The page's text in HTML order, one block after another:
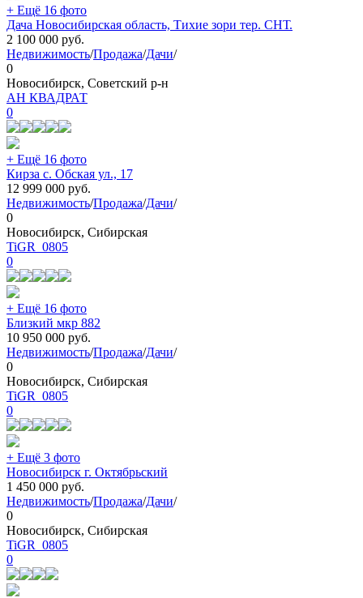
+ Ещё 16 фото
Дача Новосибирская область, Тихие зори тер. СНТ.
2 100 000 руб.
Недвижимость/Продажа/Дачи/
0
Новосибирск, Советский р-н
АН КВАДРАТ
0
+ Ещё 16 фото
Кирза с. Обская ул., 17
12 999 000 руб.
Недвижимость/Продажа/Дачи/
0
Новосибирск, Сибирская
TiGR_0805
0
+ Ещё 16 фото
Близкий мкр 882
10 950 000 руб.
Недвижимость/Продажа/Дачи/
0
Новосибирск, Сибирская
TiGR_0805
0
+ Ещё 3 фото
Новосибирск г. Октябрьский
1 450 000 руб.
Недвижимость/Продажа/Дачи/
0
Новосибирск, Сибирская
TiGR_0805
0